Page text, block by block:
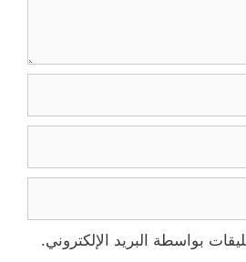
بواسطة البريد الإلكتروني.